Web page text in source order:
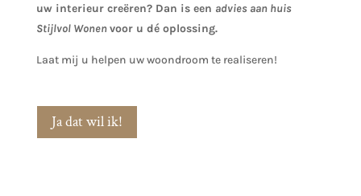
uw interieur creëren? Dan is een advies aan huis
Stijlvol Wonenvoor u dé oplossing.
Laat mij u helpen uw woondroom te realiseren!
Ja dat wil ik!